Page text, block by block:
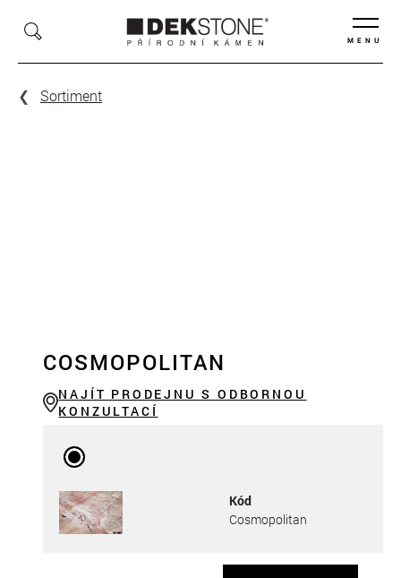
MENU
Sortiment
COSMOPOLITAN
NAJÍT PRODEJNU S ODBORNOU
KONZULTACÍ
Kód
Cosmopolitan